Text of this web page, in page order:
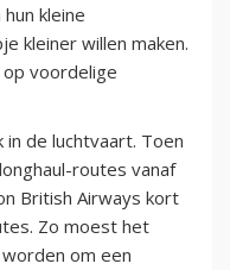
kleine
kleiner willen maken.
op voordelige
de luchtvaart. Toen
routes vanaf
British Airways kort
Zo moest het
om een